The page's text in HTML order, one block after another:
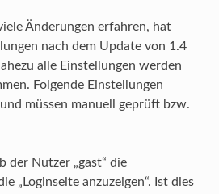
Änderungen erfahren, hat
nach dem Update von 1.4
alle Einstellungen werden
Folgende Einstellungen
müssen manuell geprüft bzw.
der Nutzer „gast“ die
„Loginseite anzuzeigen“. Ist dies